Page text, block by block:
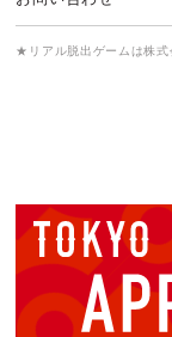
★リアル脱出ゲームは株式